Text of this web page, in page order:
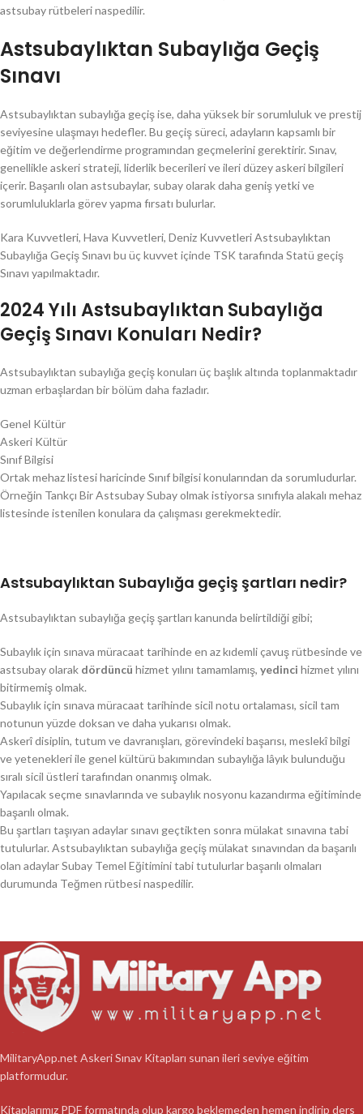
astsubay rütbeleri naspedilir.
Astsubaylıktan Subaylığa Geçiş
Sınavı
Astsubaylıktan subaylığa geçiş ise, daha yüksek bir sorumluluk ve prestij
seviyesine ulaşmayı hedefler. Bu geçiş süreci, adayların kapsamlı bir
eğitim ve değerlendirme programından geçmelerini gerektirir. Sınav,
genellikle askeri strateji, liderlik becerileri ve ileri düzey askeri bilgileri
içerir. Başarılı olan astsubaylar, subay olarak daha geniş yetki ve
sorumluluklarla görev yapma fırsatı bulurlar.
Kara Kuvvetleri, Hava Kuvvetleri, Deniz Kuvvetleri Astsubaylıktan
Subaylığa Geçiş Sınavı bu üç kuvvet içinde TSK tarafında Statü geçiş
Sınavı yapılmaktadır.
2024 Yılı Astsubaylıktan Subaylığa
Geçiş Sınavı Konuları Nedir?
Astsubaylıktan subaylığa geçiş konuları üç başlık altında toplanmaktadır
uzman erbaşlardan bir bölüm daha fazladır.
Genel Kültür
Askeri Kültür
Sınıf Bilgisi
Ortak mehaz listesi haricinde Sınıf bilgisi konularından da sorumludurlar.
Örneğin Tankçı Bir Astsubay Subay olmak istiyorsa sınıfıyla alakalı mehaz
listesinde istenilen konulara da çalışması gerekmektedir.
Astsubaylıktan Subaylığa geçiş şartları nedir?
Astsubaylıktan subaylığa geçiş şartları kanunda belirtildiği gibi;
Subaylık için sınava müracaat tarihinde en az kıdemli çavuş rütbesinde ve
astsubay olarak dördüncü hizmet yılını tamamlamış, yedinci hizmet yılını
bitirmemiş olmak.
Subaylık için sınava müracaat tarihinde sicil notu ortalaması, sicil tam
notunun yüzde doksan ve daha yukarısı olmak.
Askerî disiplin, tutum ve davranışları, görevindeki başarısı, meslekî bilgi
ve yetenekleri ile genel kültürü bakımından subaylığa lâyık bulunduğu
sıralı sicil üstleri tarafından onanmış olmak.
Yapılacak seçme sınavlarında ve subaylık nosyonu kazandırma eğitiminde
başarılı olmak.
Bu şartları taşıyan adaylar sınavı geçtikten sonra mülakat sınavına tabi
tutulurlar. Astsubaylıktan subaylığa geçiş mülakat sınavından da başarılı
olan adaylar Subay Temel Eğitimini tabi tutulurlar başarılı olmaları
durumunda Teğmen rütbesi naspedilir.
MilitaryApp.net Askeri Sınav Kitapları sunan ileri seviye eğitim
platformudur.
Kitaplarımız PDF formatında olup kargo beklemeden hemen indirip ders